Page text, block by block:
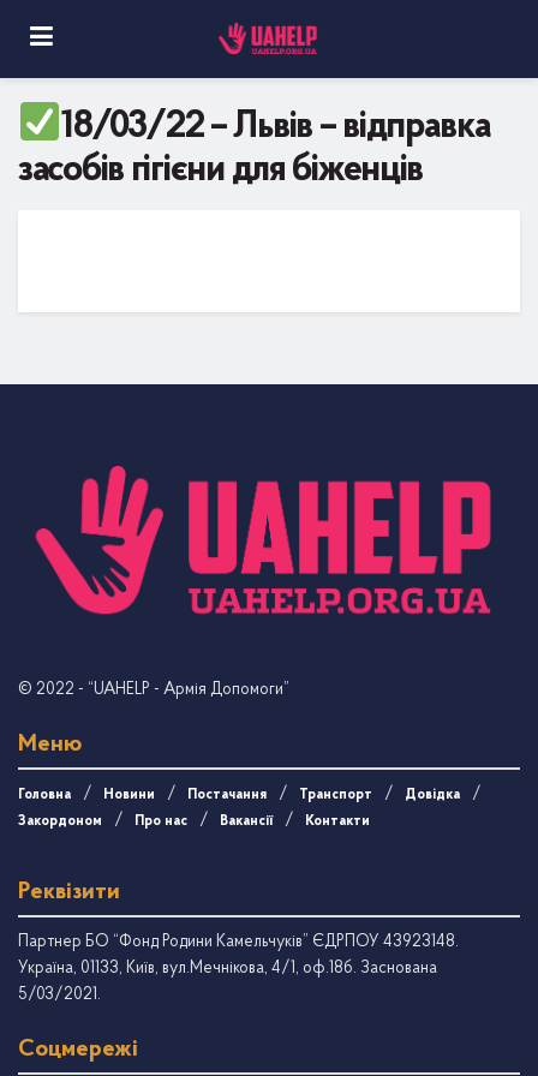
18/03/22 – Львів – відправка
засобів гігієни для біженців
© 2022 - “UAHELP - Армія Допомоги”
Меню
Головна Новини Постачання Транспорт
Довідка
Закордоном
Про нас Вакансії Контакти
Реквізити
Партнер БО “Фонд Родини Камельчуків” ЄДРПОУ 43923148.
Україна, 01133, Київ, вул.Мечнікова, 4/1, оф.18б. Заснована
5/03/2021.
Соцмережі